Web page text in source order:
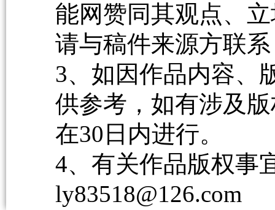
能网赞同其观点、
请与稿件来源方联
3、如因作品内容、
供参考，如有涉及
在30日内进行。
4、有关作品版权事
ly83518@126.com